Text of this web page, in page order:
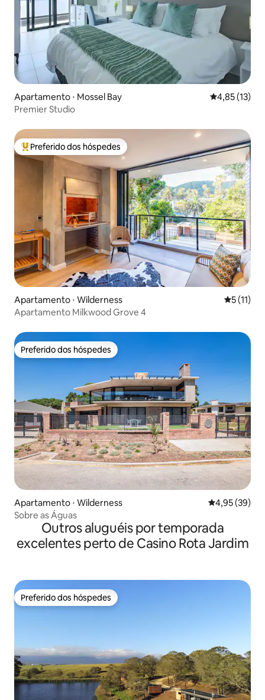
Apartamento ⋅ Mossel Bay 4,85 de uma
4,85 (13)
Premier Studio
Entre os melhores preferidos dos hóspedes
Preferido dos hóspedes
Apartamento ⋅ Wilderness 5 de uma
5 (11)
Apartamento Milkwood Grove 4
Preferido dos hóspedes
Preferido dos hóspedes
Apartamento ⋅ Wilderness 4,95 de uma
4,95 (39)
Sobre as Águas
Outros aluguéis por temporada
excelentes perto de Casino Rota Jardim
Preferido dos hóspedes
Preferido dos hóspedes